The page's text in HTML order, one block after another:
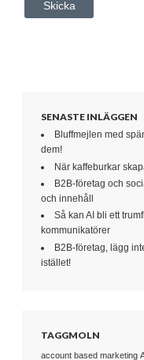
SENASTE INLÄGGEN
Bluffmejlen med
dem!
När kaffeburkar
B2B-företag och
och innehåll
Så kan AI bli ett
kommunikatörer
B2B-företag, lägg
istället!
TAGGMOLN
account based marketing